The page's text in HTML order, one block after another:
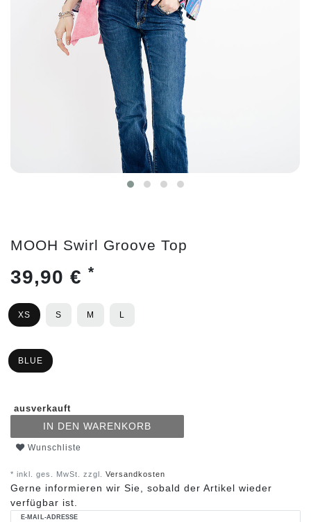
MOOH Swirl Groove Top
39,90 € *
XS S M L
BLUE
ausverkauft
IN DEN WARENKORB
Wunschliste
* inkl. ges. MwSt. zzgl. Versandkosten
Gerne informieren wir Sie, sobald der Artikel wieder
verfügbar ist.
E-MAIL-ADRESSE